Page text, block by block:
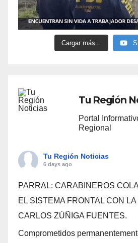
Cargar más...
Tu Región
Portal
Regional
Tu Región Noticias
6 days ago
PARRAL: CARABINEROS
EL SISTEMA FRONTAL CON
CARLOS ZÚÑIGA FUENTES.
Comprometidos